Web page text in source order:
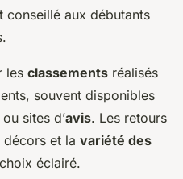
conseillé aux débutants
les classements réalisés
souvent disponibles
sites d’avis. Les retours
décors et la variété des
éclairé.